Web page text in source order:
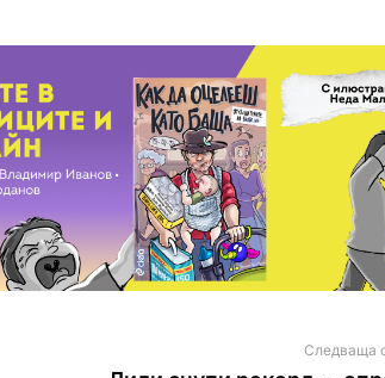
Следваща